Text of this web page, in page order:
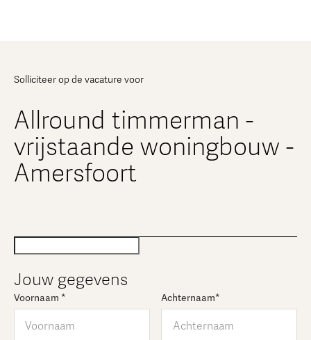
Solliciteer op de vacature voor
Allround timmerman -
vrijstaande woningbouw -
Amersfoort
Jouw gegevens
Voornaam * Achternaam*